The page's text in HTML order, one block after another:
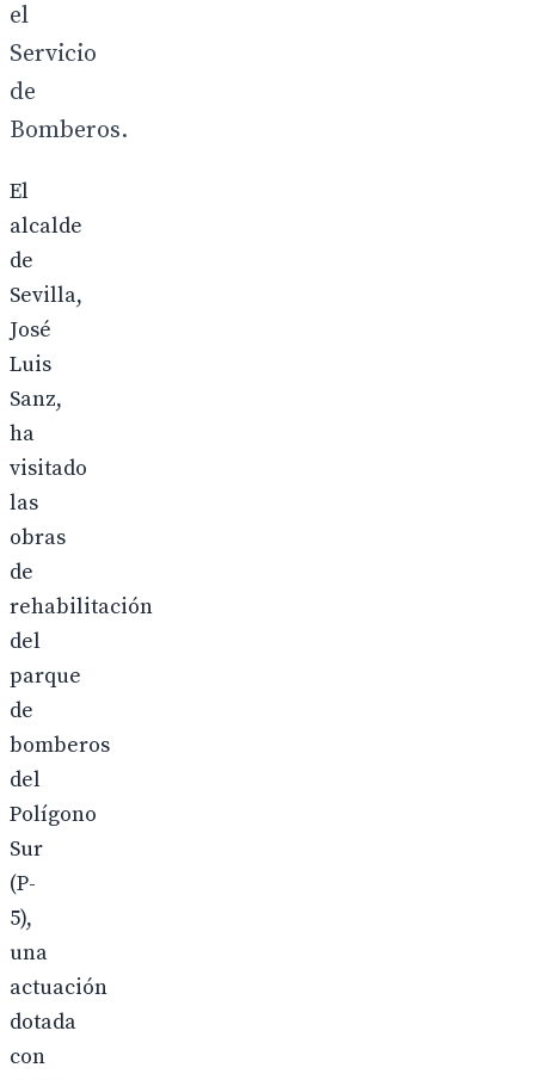
el
Servicio
de
Bomberos.
El
alcalde
de
Sevilla,
José
Luis
Sanz,
ha
visitado
las
obras
de
rehabilitación
del
parque
de
bomberos
del
Polígono
Sur
(P-
5),
una
actuación
dotada
con